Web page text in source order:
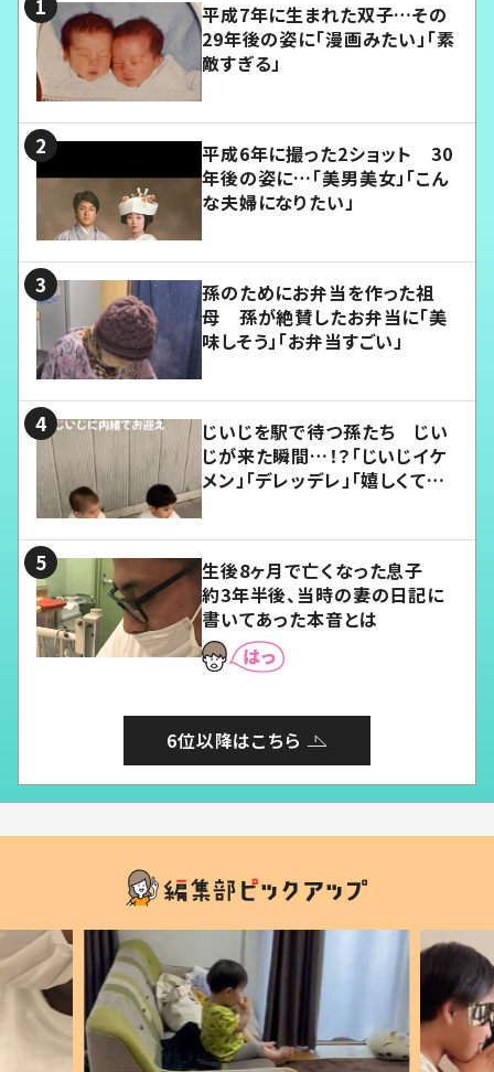
平成7年に生まれた双子…その
29年後の姿に「漫画みたい」「素
敵すぎる」
平成6年に撮った2ショット 30
年後の姿に…「美男美女」「こん
な夫婦になりたい」
孫のためにお弁当を作った祖
母 孫が絶賛したお弁当に「美
味しそう」「お弁当すごい」
じいじを駅で待つ孫たち じい
じが来た瞬間…！？「じいじイケ
メン」「デレッデレ」「嬉しくて可
生後8ヶ月で亡くなった息子
約3年半後、当時の妻の日記に
書いてあった本音とは
6位以降はこちら